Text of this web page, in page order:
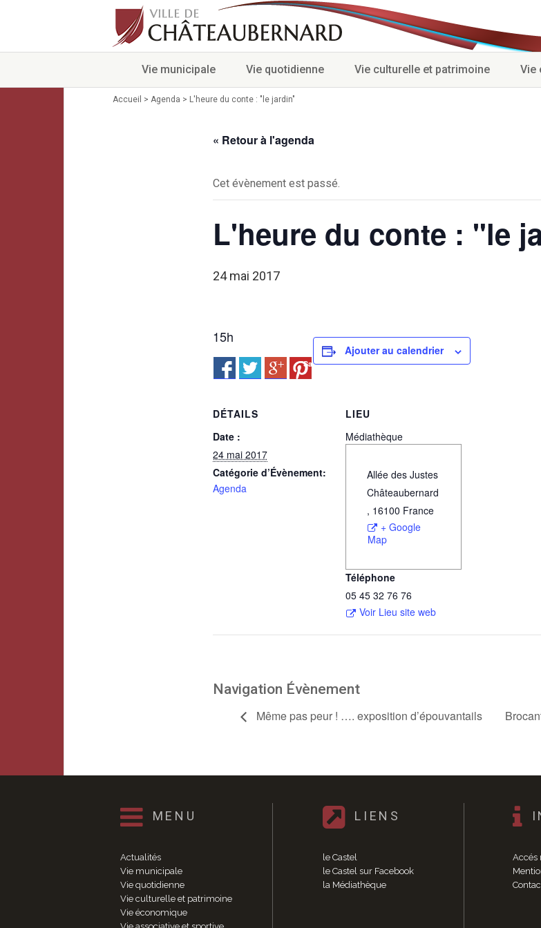
Vie municipale Vie quotidienne Vie culturelle et patrimoine Vie
Accueil > Agenda > L'heure du conte : "le jardin"
« Retour à l'agenda
Cet évènement est passé.
L'heure du conte : "le
24 mai 2017
15h
Save
Ajouter au calendrier
DÉTAILS
Date :
24 mai 2017
Catégorie d’Évènement:
Agenda
LIEU
Médiathèque
Allée des Justes
Châteaubernard
, 16100 France
+ Google
Map
Téléphone
05 45 32 76 76
Voir Lieu site web
Navigation Évènement
Même pas peur ! …. exposition d’épouvantails
MENU
Actualités
Vie municipale
Vie quotidienne
Vie culturelle et patrimoine
Vie économique
LIENS
le Castel
le Castel sur Facebook
la Médiathèque
Accés